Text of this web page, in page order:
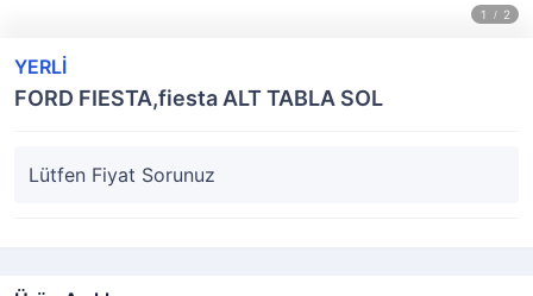
YERLİ
FORD FIESTA,fiesta ALT TABLA SOL
Lütfen Fiyat Sorunuz